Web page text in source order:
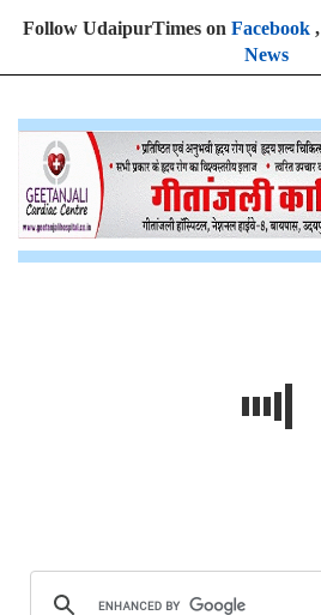
Follow UdaipurTimes on Facebook,
News